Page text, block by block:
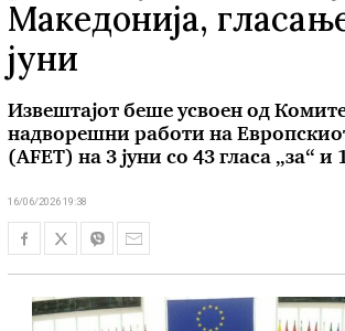
Македонија,
јуни
Извештајот беше усвоен од
надворешни работи на
(AFET) на 3 јуни со 43 гласа „за“ и
16/06/2026 19:38